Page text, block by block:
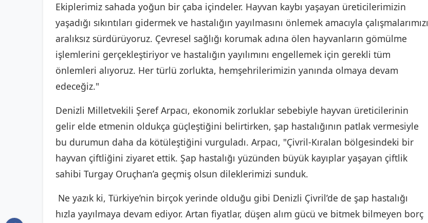
Ekiplerimiz sahada yoğun bir çaba içindeler. Hayvan kaybı yaşayan üreticilerimizin
yaşadığı sıkıntıları gidermek ve hastalığın yayılmasını önlemek amacıyla çalışmalarımızı
aralıksız sürdürüyoruz. Çevresel sağlığı korumak adına ölen hayvanların gömülme
işlemlerini gerçekleştiriyor ve hastalığın yayılımını engellemek için gerekli tüm
önlemleri alıyoruz. Her türlü zorlukta, hemşehrilerimizin yanında olmaya devam
edeceğiz."
Denizli Milletvekili Şeref Arpacı, ekonomik zorluklar sebebiyle hayvan üreticilerinin
gelir elde etmenin oldukça güçleştiğini belirtirken, şap hastalığının patlak vermesiyle
bu durumun daha da kötüleştiğini vurguladı. Arpacı, "Çivril-Kıralan bölgesindeki bir
hayvan çiftliğini ziyaret ettik. Şap hastalığı yüzünden büyük kayıplar yaşayan çiftlik
sahibi Turgay Oruçhan’a geçmiş olsun dileklerimizi sunduk.
Ne yazık ki, Türkiye’nin birçok yerinde olduğu gibi Denizli Çivril’de de şap hastalığı
hızla yayılmaya devam ediyor. Artan fiyatlar, düşen alım gücü ve bitmek bilmeyen borç